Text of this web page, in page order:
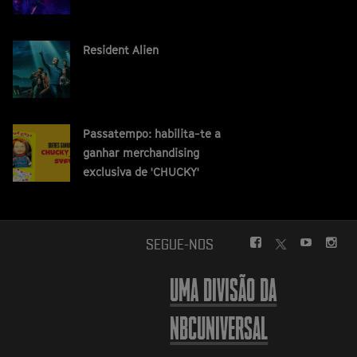
Resident Alien
Passatempo: habilita-te a
ganhar merchandising
exclusiva de 'CHUCKY'
SEGUE-NOS
FACEBOOK
YOUTUBE
UMA DIVISÃO DA
NBCUNIVERSAL